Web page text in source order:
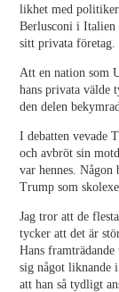
likhet med
Berlusconi i Italien
sitt privata företag.
Att en nation som
hans privata välde
den delen
I debatten vevade
och avbröt sin
var hennes.
Trump som
Jag tror att de
tycker att det är
Hans
sig något liknande
att han så tydligt